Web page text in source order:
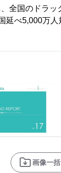
全国のドラ
延べ5,000万
画像一